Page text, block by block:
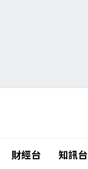
財經台 知訊台